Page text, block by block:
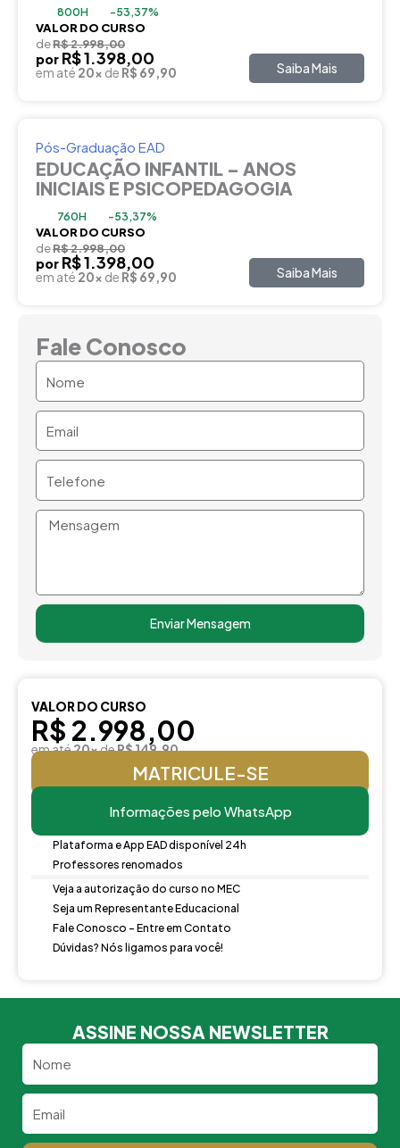
800H -53,37%
VALOR DO CURSO
deR$ 2.998,00
por R$ 1.398,00
em até 20x de R$ 69,90 Saiba Mais
Pós-Graduação EAD
EDUCAÇÃO INFANTIL – ANOS
INICIAIS E PSICOPEDAGOGIA
760H -53,37%
VALOR DO CURSO
deR$ 2.998,00
por R$ 1.398,00
em até 20x de R$ 69,90 Saiba Mais
Fale Conosco
Mensagem
Enviar Mensagem
VALOR DO CURSO
R$ 2.998,00
em até20xdeR$ 149,90
MATRICULE-SE
Informações pelo WhatsApp
Plataforma e App EAD disponível 24h
Professores renomados
Veja a autorização do curso no MEC
Seja um Representante Educacional
Fale Conosco - Entre em Contato
Dúvidas? Nós ligamos para você!
ASSINE NOSSA NEWSLETTER